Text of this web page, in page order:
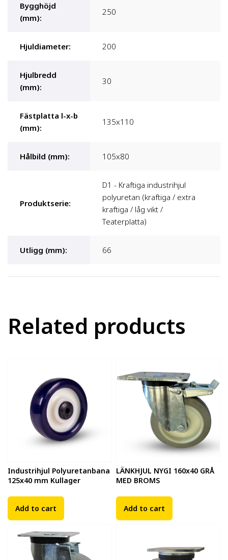
Bygghöjd
(mm):
250
Hjuldiameter: 200
Hjulbredd
(mm):
30
Fästplatta l-x-b
(mm):
135x110
Hålbild (mm): 105x80
Produktserie:
D1 - Kraftiga industrihjul
polyuretan (kraftiga / extra
kraftiga / låg vikt /
Teaterplatta)
Utligg (mm): 66
Related products
Industrihjul Polyuretanbana
125x40 mm Kullager
Add to cart
LÄNKHJUL NYGI 160x40 GRÅ
MED BROMS
Add to cart